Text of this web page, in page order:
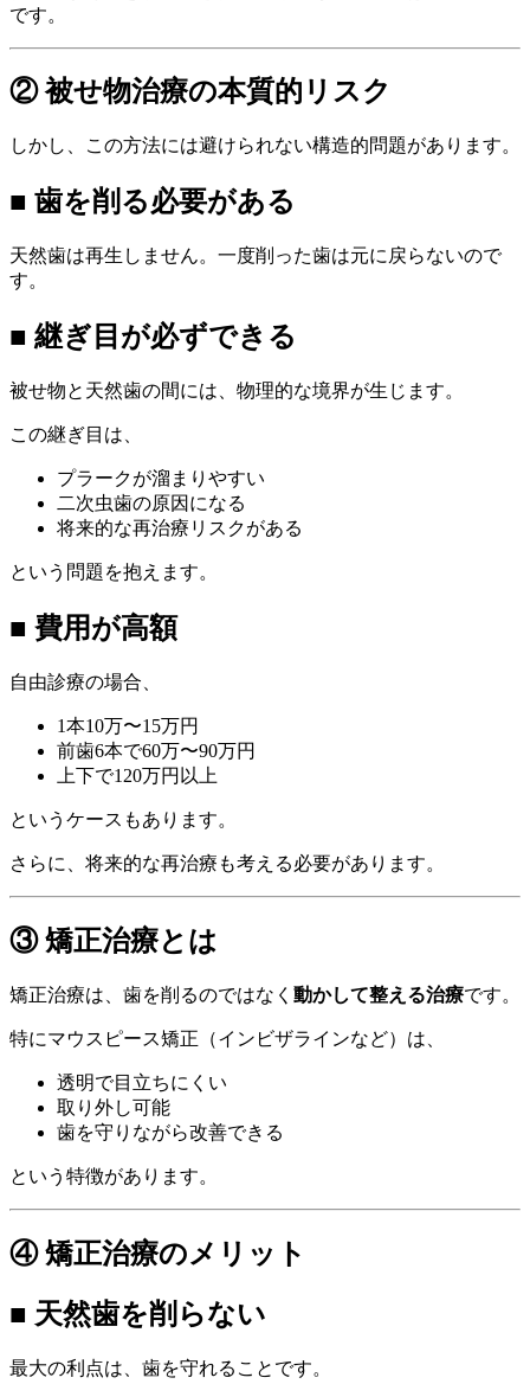
です。
② 被せ物治療の本質的リスク
しかし、この方法には避けられない構造的問題があります。
■ 歯を削る必要がある
天然歯は再生しません。一度削った歯は元に戻らないので
す。
■ 継ぎ目が必ずできる
被せ物と天然歯の間には、物理的な境界が生じます。
この継ぎ目は、
プラークが溜まりやすい
二次虫歯の原因になる
将来的な再治療リスクがある
という問題を抱えます。
■ 費用が高額
自由診療の場合、
1本10万〜15万円
前歯6本で60万〜90万円
上下で120万円以上
というケースもあります。
さらに、将来的な再治療も考える必要があります。
③ 矯正治療とは
矯正治療は、歯を削るのではなく 動かして整える治療です。
特にマウスピース矯正（インビザラインなど）は、
透明で目立ちにくい
取り外し可能
歯を守りながら改善できる
という特徴があります。
④ 矯正治療のメリット
■ 天然歯を削らない
最大の利点は、歯を守れることです。